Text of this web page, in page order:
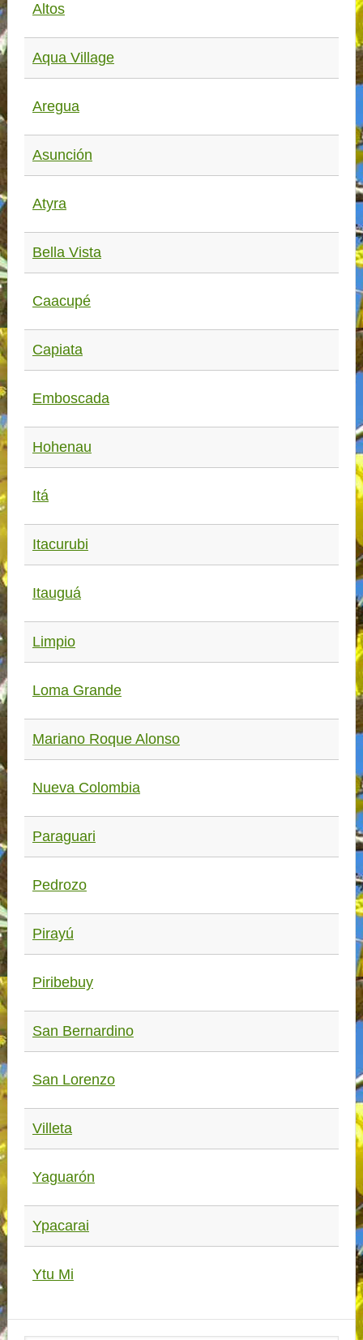
Altos
Aqua Village
Aregua
Asunción
Atyra
Bella Vista
Caacupé
Capiata
Emboscada
Hohenau
Itá
Itacurubi
Itauguá
Limpio
Loma Grande
Mariano Roque Alonso
Nueva Colombia
Paraguari
Pedrozo
Pirayú
Piribebuy
San Bernardino
San Lorenzo
Villeta
Yaguarón
Ypacarai
Ytu Mi